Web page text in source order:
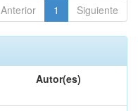
Anterior 1 Siguiente
Autor(es)